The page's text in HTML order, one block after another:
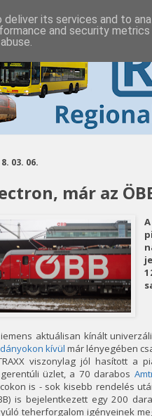
03. 06.
már az
aktuálisan kínált
kívül már lényegében
viszonylag jól hasított a
üzlet, a 70 darabos
is - sok kisebb rendelés
is bejelentkezett egy 200
teherforgalom igényeinek
its services and to
and security